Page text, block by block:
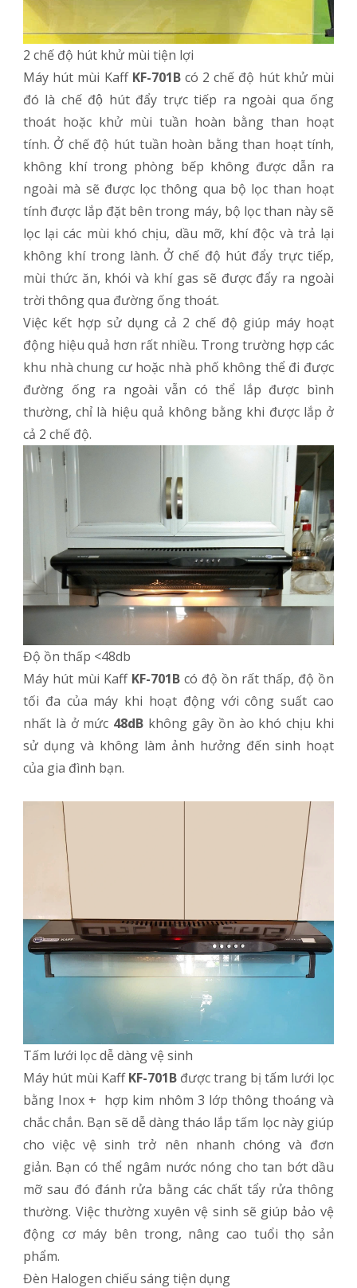
2 chế độ hút khử mùi tiện lợi
Máy hút mùi Kaff KF-701Bcó 2 chế độ hút khử mùi
đó là chế độ hút đẩy trực tiếp ra ngoài qua ống
thoát hoặc khử mùi tuần hoàn bằng than hoạt
tính. Ở chế độ hút tuần hoàn bằng than hoạt tính,
không khí trong phòng bếp không được dẫn ra
ngoài mà sẽ được lọc thông qua bộ lọc than hoạt
tính được lắp đặt bên trong máy, bộ lọc than này sẽ
lọc lại các mùi khó chịu, dầu mỡ, khí độc và trả lại
không khí trong lành. Ở chế độ hút đẩy trực tiếp,
mùi thức ăn, khói và khí gas sẽ được đẩy ra ngoài
trời thông qua đường ống thoát.
Việc kết hợp sử dụng cả 2 chế độ giúp máy hoạt
động hiệu quả hơn rất nhiều. Trong trường hợp các
khu nhà chung cư hoặc nhà phố không thể đi được
đường ống ra ngoài vẫn có thể lắp được bình
thường, chỉ là hiệu quả không bằng khi được lắp ở
cả 2 chế độ.
Độ ồn thấp <48db
Máy hút mùi Kaff KF-701B có độ ồn rất thấp, độ ồn
tối đa của máy khi hoạt động với công suất cao
nhất là ở mức 48dB không gây ồn ào khó chịu khi
sử dụng và không làm ảnh hưởng đến sinh hoạt
của gia đình bạn.
Tấm lưới lọc dễ dàng vệ sinh
Máy hút mùi KaffKF-701B được trang bị tấm lưới lọc
bằng Inox + hợp kim nhôm 3 lớp thông thoáng và
chắc chắn. Bạn sẽ dễ dàng tháo lắp tấm lọc này giúp
cho việc vệ sinh trở nên nhanh chóng và đơn
giản. Bạn có thể ngâm nước nóng cho tan bớt dầu
mỡ sau đó đánh rửa bằng các chất tẩy rửa thông
thường. Việc thường xuyên vệ sinh sẽ giúp bảo vệ
động cơ máy bên trong, nâng cao tuổi thọ sản
phẩm.
Đèn Halogen chiếu sáng tiện dụng